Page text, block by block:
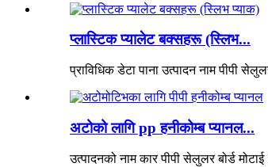
प्लास्टिक प्यालेट बक्सहरू (स्लिभ...
प्राविधिक डेटा पाना उत्पादन नाम पीपी
अटोको लागि pp हनीकोम्ब प्यानल...
उत्पादनको नाम कार पीपी सेलुलर बोर्ड